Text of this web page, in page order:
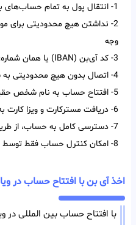
1- انتقال پول به تمام حساب‌‌های بین‌‌ المللی دنیا
2- نداشتن هیچ محدودیتی برای
وجه
3- کد آی‌‌بن (IBAN) یا همان شماره‌ی حساب بین‌ المللی
4- اتصال بدون هیچ محدودیتی به شبکه‌ی سراسری SWIFT
5- افتتاح حساب به نام شخص حقیقی
6- دریافت مسترکارت و ویزا کارت به پشتوانه‌ی حساب بین المللی خود
7- دسترسی کامل به حساب، از طریق موبایل‌بانک
8- امکان کنترل حساب فقط توسط خود شخص.
اخذ آی بن با افتتاح حساب در
با افتتاح حساب بین المللی در